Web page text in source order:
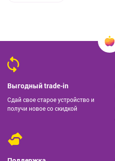
Выгодный trade-in
Сдай свое старое устройство и
получи новое со скидкой